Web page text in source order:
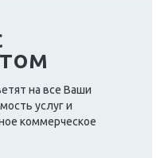
на все Ваши
услуг и
коммерческое